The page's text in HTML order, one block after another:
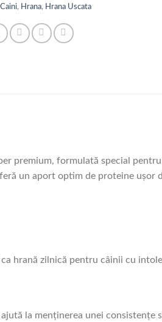
Caini, Hrana, Hrana Uscata
premium, formulată special
un aport optim de proteine ușor
hrană zilnică pentru câinii cu
la menținerea unei consistențe